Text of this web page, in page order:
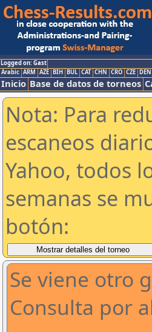
Logged on: Gast
Arabic ARM AZE BIH BUL CAT CHN CRO CZE DEN
Inicio Base de datos de torneos
Nota: Para
escaneos
Yahoo, todos
semanas se
botón:
Se viene otro
Consulta por